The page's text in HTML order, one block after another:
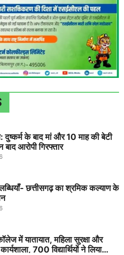
दुष्कर्म के बाद मां और 10 माह की बेटी
बाद आरोपी गिरफ्तार
छत्तीसगढ़ का श्रमिक कल्याण के
में यातायात, महिला सुरक्षा और
700 विद्यार्थियों ने लिया